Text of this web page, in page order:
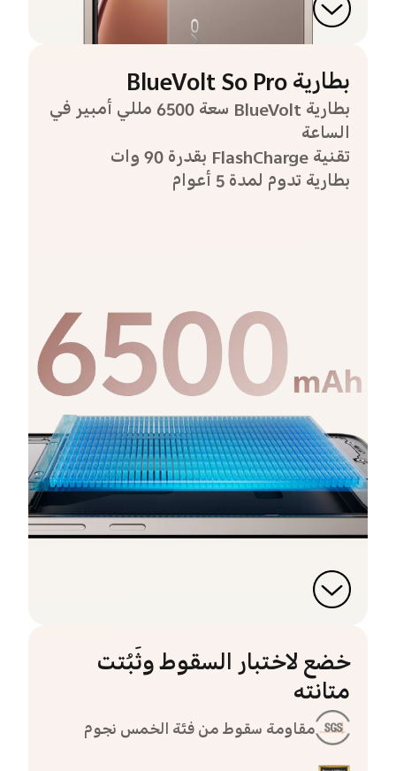
بطارية BlueVolt So Pro
بطارية BlueVolt سعة 6500 مللي أمبير في
الساعة
تقنية FlashCharge بقدرة 90 وات
بطارية تدوم لمدة 5 أعوام
خضع لاختبار السقوط وثَبُتت
متانته
مقاومة سقوط من فئة الخمس نجوم